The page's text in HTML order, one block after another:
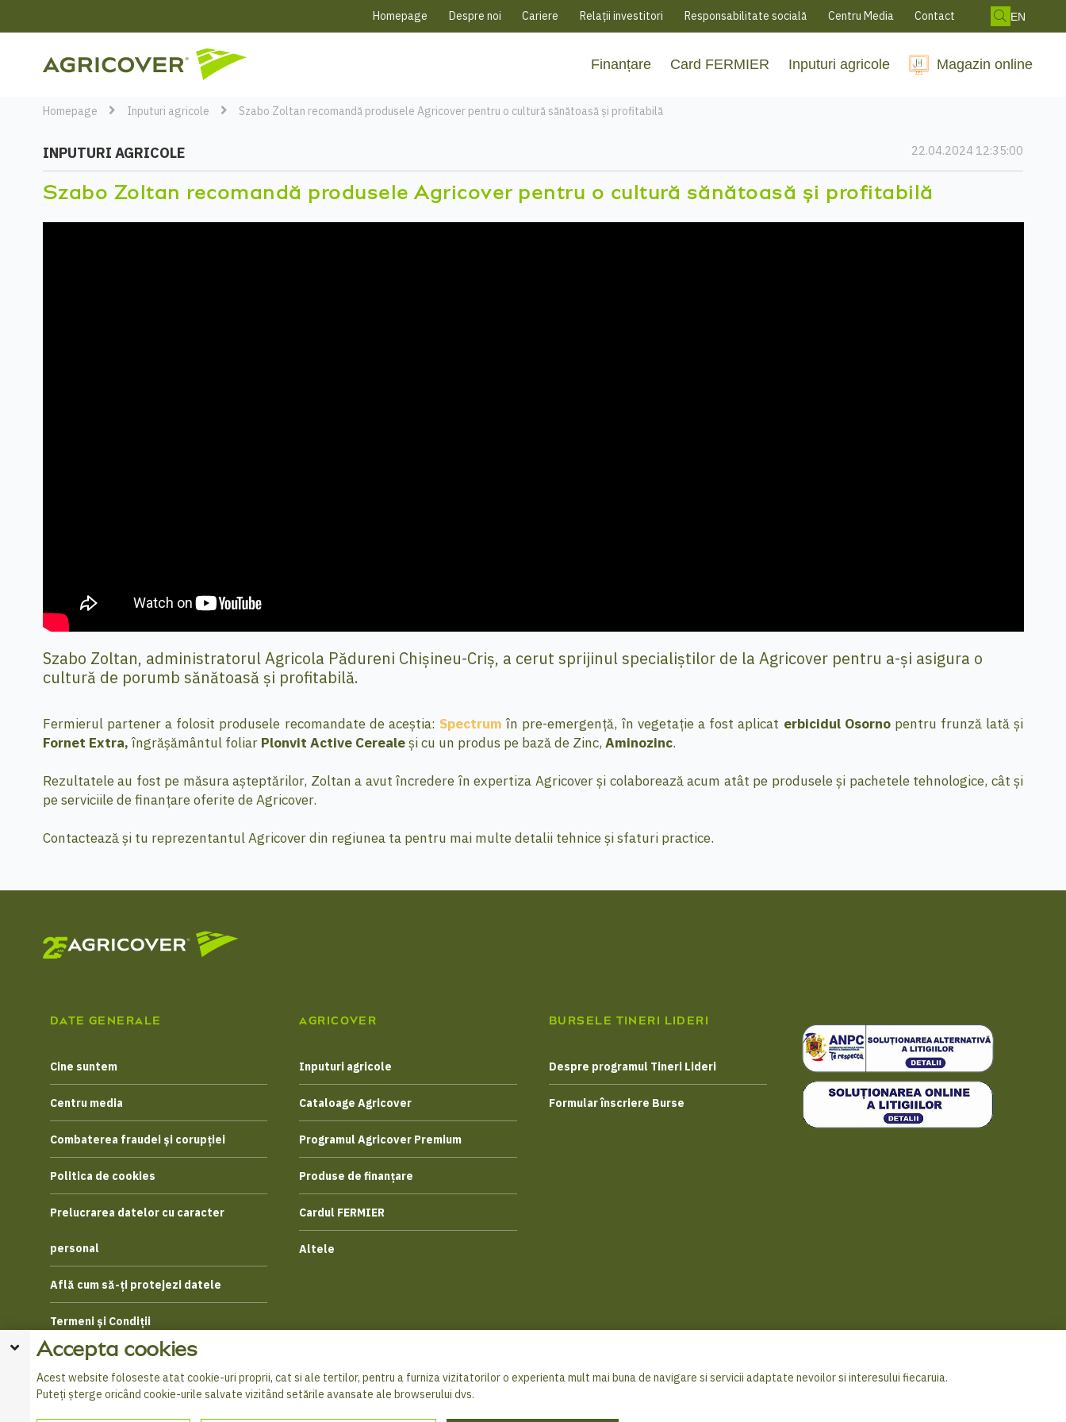
Homepage Despre noi Cariere Relații investitori Responsabilitate socială Centru Media Contact EN
Finanțare Card FERMIER Inputuri agricole Magazin online
Homepage Inputuri agricole Szabo Zoltan recomandă produsele Agricover pentru o cultură sănătoasă și profitabilă
INPUTURI AGRICOLE 22.04.2024 12:35:00
Szabo Zoltan recomandă produsele Agricover pentru o cultură sănătoasă și profitabilă
Szabo Zoltan, administratorul Agricola Pădureni Chișineu-Criș, a cerut sprijinul specialiștilor de la Agricover pentru a-și asigura o
cultură de porumb sănătoasă și profitabilă.
Fermierul partener a folosit produsele recomandate de aceștia: Spectrum în pre-emergență, în vegetație a fost aplicat erbicidul Osornopentru frunză lată și
Fornet Extra,îngrășământul foliar Plonvit Active Cerealeși cu un produs pe bază de Zinc, Aminozinc.
Rezultatele au fost pe măsura așteptărilor, Zoltan a avut încredere în expertiza Agricover și colaborează acum atât pe produsele și pachetele tehnologice, cât și
pe serviciile de finanțare oferite de Agricover.
Contactează și tu reprezentantul Agricover din regiunea ta pentru mai multe detalii tehnice și sfaturi practice.
DATE GENERALE
Cine suntem
Centru media
Combaterea fraudei și corupției
Politica de cookies
Prelucrarea datelor cu caracter
personal
Află cum să-ți protejezi datele
Termeni și Condiții
AGRICOVER
Inputuri agricole
Cataloage Agricover
Programul Agricover Premium
Produse de finanțare
Cardul FERMIER
Altele
BURSELE TINERI LIDERI
Despre programul Tineri Lideri
Formular înscriere Burse
© 2026 Agricover Distribution S.A. - Toate drepturile rezervate
Accepta cookies
Acest website foloseste atat cookie-uri proprii, cat si ale tertilor, pentru a furniza vizitatorilor o experienta mult mai buna de navigare si servicii adaptate nevoilor si interesului fiecaruia.
Puteți șterge oricând cookie-urile salvate vizitând setările avansate ale browserului dvs.